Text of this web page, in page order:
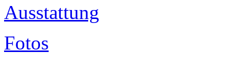
Ausstattung
Fotos